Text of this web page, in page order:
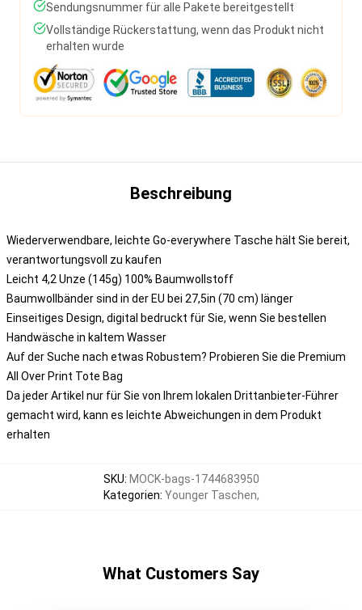
Sendungsnummer für alle Pakete bereitgestellt
Vollständige Rückerstattung, wenn das Produkt nicht
erhalten wurde
Beschreibung
Wiederverwendbare, leichte Go-everywhere Tasche hält Sie bereit,
verantwortungsvoll zu kaufen
Leicht 4,2 Unze (145g) 100% Baumwollstoff
Baumwollbänder sind in der EU bei 27,5in (70 cm) länger
Einseitiges Design, digital bedruckt für Sie, wenn Sie bestellen
Handwäsche in kaltem Wasser
Auf der Suche nach etwas Robustem? Probieren Sie die Premium
All Over Print Tote Bag
Da jeder Artikel nur für Sie von Ihrem lokalen Drittanbieter-Führer
gemacht wird, kann es leichte Abweichungen in dem Produkt
erhalten
SKU: MOCK-bags-1744683950
Kategorien: Younger Taschen,
What Customers Say